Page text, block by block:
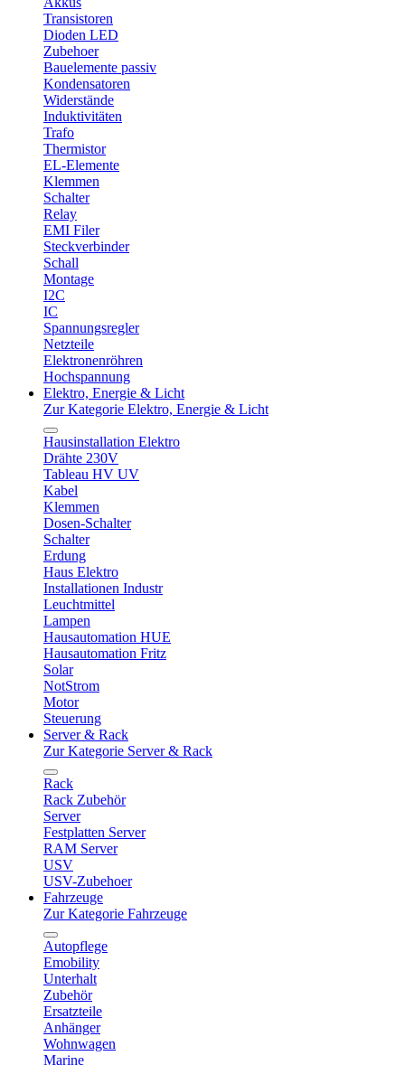
Transistoren
Dioden LED
Zubehoer
Bauelemente passiv
Kondensatoren
Widerstände
Induktivitäten
Trafo
Thermistor
EL-Elemente
Klemmen
Schalter
Relay
EMI Filer
Steckverbinder
Schall
Montage
I2C
IC
Spannungsregler
Netzteile
Elektronenröhren
Hochspannung
Elektro, Energie & Licht
Zur Kategorie Elektro, Energie & Licht
Hausinstallation Elektro
Drähte 230V
Tableau HV UV
Kabel
Klemmen
Dosen-Schalter
Schalter
Erdung
Haus Elektro
Installationen Industr
Leuchtmittel
Lampen
Hausautomation HUE
Hausautomation Fritz
Solar
NotStrom
Motor
Steuerung
Server & Rack
Zur Kategorie Server & Rack
Rack
Rack Zubehör
Server
Festplatten Server
RAM Server
USV
USV-Zubehoer
Fahrzeuge
Zur Kategorie Fahrzeuge
Autopflege
Emobility
Unterhalt
Zubehör
Ersatzteile
Anhänger
Wohnwagen
Marine